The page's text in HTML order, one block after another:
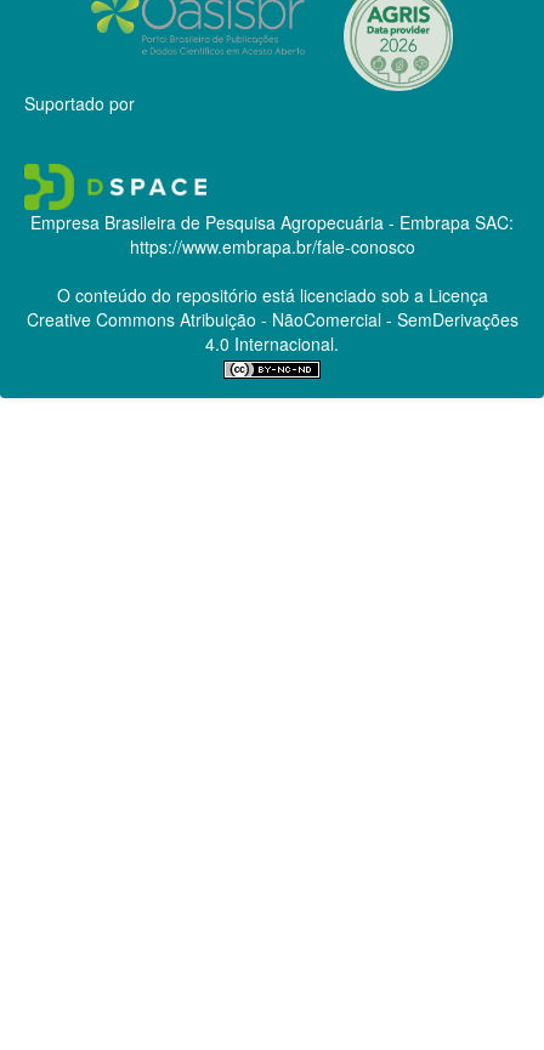
Suportado por
Empresa Brasileira de Pesquisa Agropecuária - Embrapa SAC:
https://www.embrapa.br/fale-conosco
O conteúdo do repositório está licenciado sob a Licença
Creative CommonsAtribuição - NãoComercial - SemDerivações
4.0 Internacional.